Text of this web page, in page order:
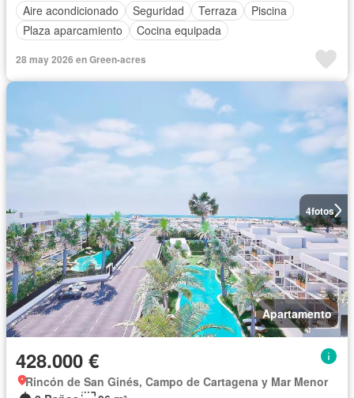
Aire acondicionado
Seguridad Terraza
Piscina
Plaza aparcamiento
Cocina equipada
28 may 2026 en Green-acres
4fotos
Apartamento
428.000 €
Rincón de San Ginés, Campo de Cartagena y Mar Menor